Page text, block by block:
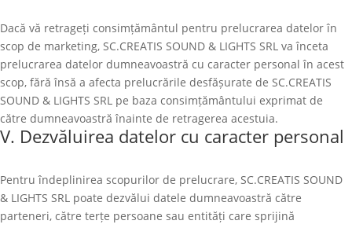
Dacă vă retrageți consimțământul pentru prelucrarea datelor în
scop de marketing, SC.CREATIS SOUND & LIGHTS SRL va înceta
prelucrarea datelor dumneavoastră cu caracter personal în acest
scop, fără însă a afecta prelucrările desfășurate de SC.CREATIS
SOUND & LIGHTS SRL pe baza consimțământului exprimat de
către dumneavoastră înainte de retragerea acestuia.
V. Dezvăluirea datelor cu caracter personal
Pentru îndeplinirea scopurilor de prelucrare, SC.CREATIS SOUND
& LIGHTS SRL poate dezvălui datele dumneavoastră către
parteneri, către terțe persoane sau entități care sprijină